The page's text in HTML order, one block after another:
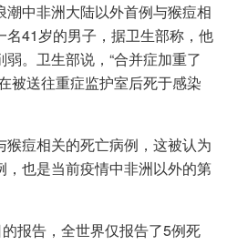
中非洲大陆以外首例与猴痘相
名41岁的男子，据卫生部称，他
。卫生部说，“合并症加重了
被送往重症监护室后死于感染
痘相关的死亡病例，这被认为
，也是当前疫情中非洲以外的第
报告，全世界仅报告了5例死